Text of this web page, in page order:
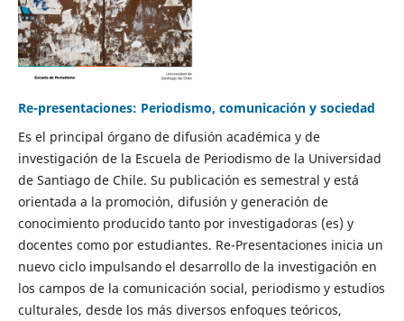
Re-presentaciones: Periodismo, comunicación y sociedad
Es el principal órgano de difusión académica y de
investigación de la Escuela de Periodismo de la Universidad
de Santiago de Chile. Su publicación es semestral y está
orientada a la promoción, difusión y generación de
conocimiento producido tanto por investigadoras (es) y
docentes como por estudiantes. Re-Presentaciones inicia un
nuevo ciclo impulsando el desarrollo de la investigación en
los campos de la comunicación social, periodismo y estudios
culturales, desde los más diversos enfoques teóricos,